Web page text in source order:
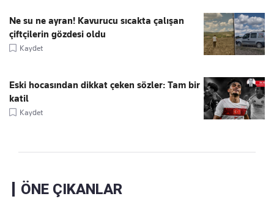
Ne su ne ayran! Kavurucu sıcakta çalışan
çiftçilerin gözdesi oldu
Kaydet
Eski hocasından dikkat çeken sözler: Tam bir
katil
Kaydet
ÖNE ÇIKANLAR